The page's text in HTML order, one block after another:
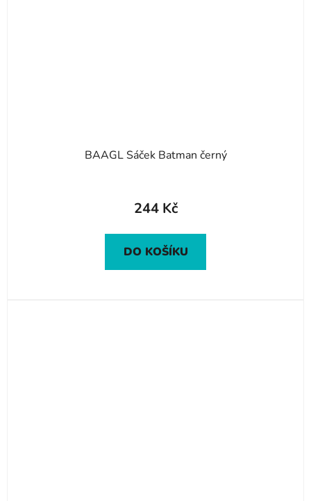
BAAGL Sáček Batman černý
244 Kč
DO KOŠÍKU